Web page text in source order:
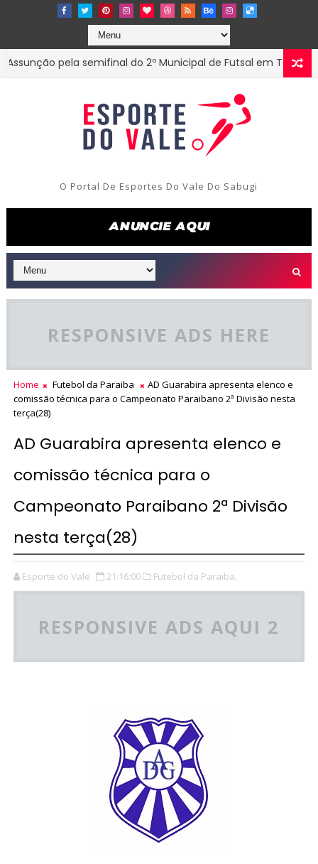
pela semifinal do 2º Municipal de Futsal em Tenório-PB
O Portal De Esportes Do Vale Do Sabugi
RESPONSIVE ADS HERE
Home Futebol da Paraiba
AD Guarabira apresenta elenco e
comissão técnica para o Campeonato Paraibano 2ª Divisão nesta
terça(28)
AD Guarabira apresenta elenco e
comissão técnica para o
Campeonato Paraibano 2ª Divisão
nesta terça(28)
Esporte do Vale 21:16:00 Futebol da Paraiba,
RESPONSIVE ADS AQUI 2